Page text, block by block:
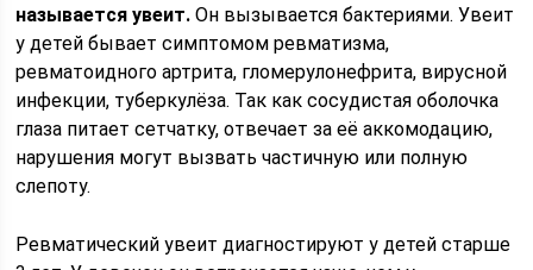
называется увеит. Он вызывается бактериями. Увеит
у детей бывает симптомом ревматизма,
ревматоидного артрита, гломерулонефрита, вирусной
инфекции, туберкулёза. Так как сосудистая оболочка
глаза питает сетчатку, отвечает за её аккомодацию,
нарушения могут вызвать частичную или полную
слепоту.
Ревматический увеит диагностируют у детей старше